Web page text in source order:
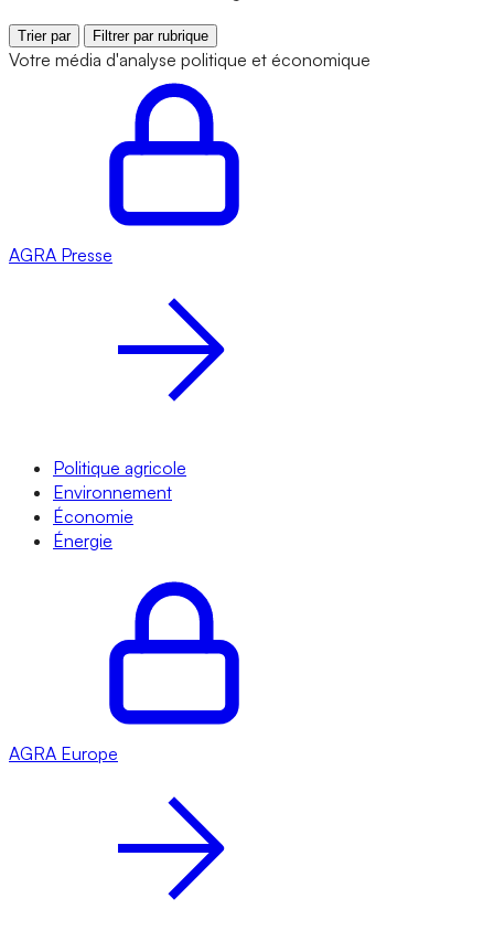
Trier par Filtrer par rubrique
Votre média d'analyse politique et économique
AGRA Presse
Politique agricole
Environnement
Économie
Énergie
AGRA Europe